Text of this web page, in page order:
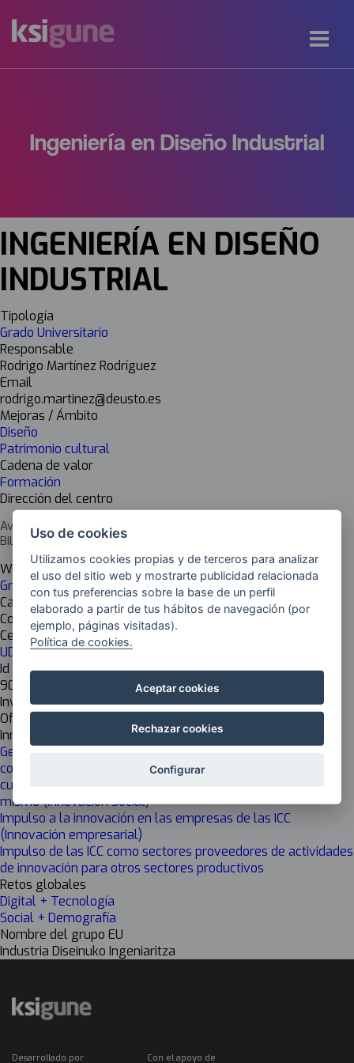
Ingeniería en Diseño Industrial
INGENIERÍA EN DISEÑO
INDUSTRIAL
Tipología
Grado Universitario
Responsable
Rodrigo Martínez Rodríguez
Email
rodrigo.martinez@deusto.es
Mejoras / Ámbito
Diseño
Patrimonio cultural
Cadena de valor
Formación
Dirección del centro
Avenida de las Universidades 24
Bilbao, Bizkaia
Web del centro
Grado en Ingeniería en Diseño Industrial
Cargo del responsable
Coordinador del Grado en Ingeniería en Diseño Industrial
Centro de investigación
UD Ingeniería
Id Inkesta
904
Investigación
Off
Innovación
Generar valor público a través de las ICC: mejorar el acceso,
comprensión y compromiso con la creación y gestión
cultural, así como la transformación social a través del
mismo (Innovación Social)
Impulso a la innovación en las empresas de las ICC
(Innovación empresarial)
Impulso de las ICC como sectores proveedores de actividades
de innovación para otros sectores productivos
Retos globales
Digital + Tecnología
Social + Demografía
Nombre del grupo EU
Industria Diseinuko Ingeniaritza
Desarrollado por Con el apoyo de
Uso de cookies
Utilizamos cookies propias y de terceros para analizar
el uso del sitio web y mostrarte publicidad relacionada
con tus preferencias sobre la base de un perfil
elaborado a partir de tus hábitos de navegación (por
ejemplo, páginas visitadas).
Política de cookies.
Aceptar cookies
Rechazar cookies
Configurar